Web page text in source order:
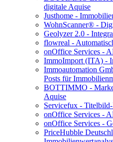
digitale Aquise
Justhome -
WohnScanner® -
Geolyzer 2.0 -
flowreal -
onOffice Services -
ImmoImport (ITA) -
Immoautomation
Posts für
BOTTIMMO -
Aquise
Servicefux -
onOffice Services -
onOffice Services -
PriceHubble